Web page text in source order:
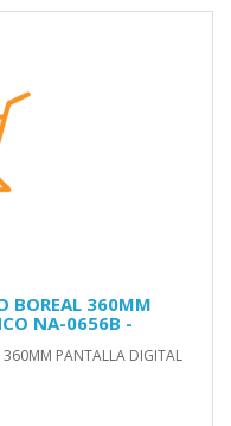
BOREAL 360MM
NA-0656B -
360MM PANTALLA DIGITAL